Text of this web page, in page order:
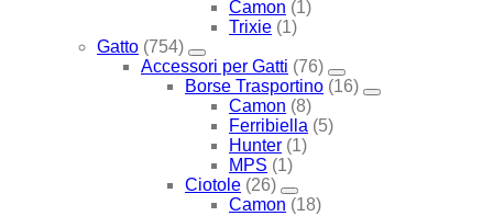
Camon (1)
Trixie (1)
Gatto (754)
Accessori per Gatti (76)
Borse Trasportino (16)
Camon (8)
Ferribiella (5)
Hunter (1)
MPS (1)
Ciotole (26)
Camon (18)